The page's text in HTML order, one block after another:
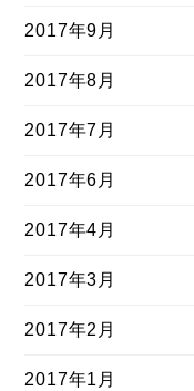
2017年9月
2017年8月
2017年7月
2017年6月
2017年4月
2017年3月
2017年2月
2017年1月